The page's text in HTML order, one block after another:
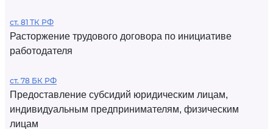
ст. 81 ТК РФ
Расторжение трудового договора по инициативе
работодателя
ст. 78 БК РФ
Предоставление субсидий юридическим лицам,
индивидуальным предпринимателям, физическим
лицам